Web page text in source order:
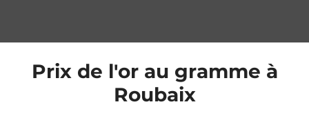
Prix de l'or au gramme à
Roubaix